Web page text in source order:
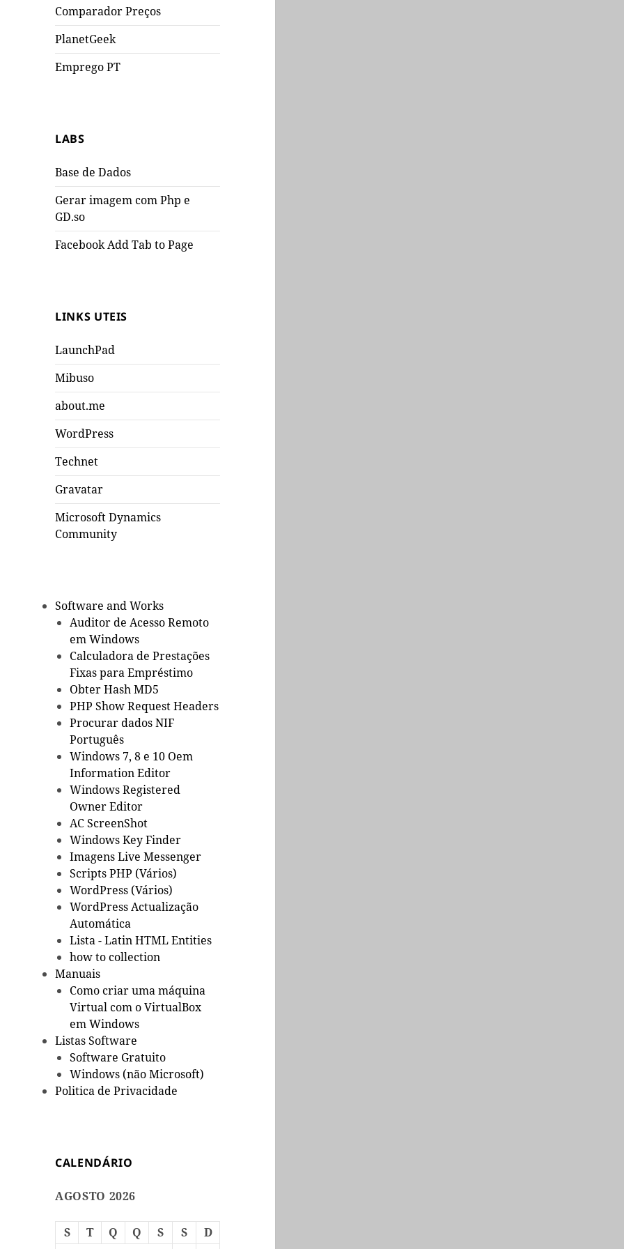
Comparador Preços
PlanetGeek
Emprego PT
LABS
Base de Dados
Gerar imagem com Php e
GD.so
Facebook Add Tab to Page
LINKS UTEIS
LaunchPad
Mibuso
about.me
WordPress
Technet
Gravatar
Microsoft Dynamics
Community
Software and Works
Auditor de Acesso Remoto
em Windows
Calculadora de Prestações
Fixas para Empréstimo
Obter Hash MD5
PHP Show Request Headers
Procurar dados NIF
Português
Windows 7, 8 e 10 Oem
Information Editor
Windows Registered
Owner Editor
AC ScreenShot
Windows Key Finder
Imagens Live Messenger
Scripts PHP (Vários)
WordPress (Vários)
WordPress Actualização
Automática
Lista - Latin HTML Entities
how to collection
Manuais
Como criar uma máquina
Virtual com o VirtualBox
em Windows
Listas Software
Software Gratuito
Windows (não Microsoft)
Politica de Privacidade
CALENDÁRIO
AGOSTO 2026
S T Q Q S S
D